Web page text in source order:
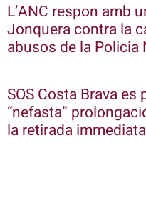
L’ANC respon amb
Jonquera contra la
abusos de la Policia
SOS Costa Brava
“nefasta”
la retirada immediata